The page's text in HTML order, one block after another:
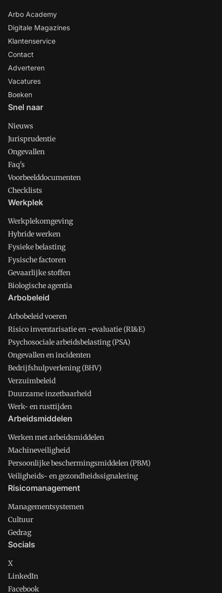
Arbo Academy
Digitale Magazines
Klantenservice
Contact
Adverteren
Vacatures
Boeken
Snel naar
Nieuws
Jurisprudentie
Ongevallen
Faq's
Voorbeelddocumenten
Checklists
Werkplek
Werkplekomgeving
Hybride werken
Fysieke belasting
Fysische factoren
Gevaarlijke stoffen
Biologische agentia
Arbobeleid
Arbobeleid voeren
Risico inventarisatie en -evaluatie (RI&E)
Psychosociale arbeidsbelasting (PSA)
Ongevallen en incidenten
Bedrijfshulpverlening (BHV)
Verzuimbeleid
Duurzame inzetbaarheid
Werk- en rusttijden
Arbeidsmiddelen
Werken met arbeidsmiddelen
Machineveiligheid
Persoonlijke beschermingsmiddelen (PBM)
Veiligheids- en gezondheidssignalering
Risicomanagement
Managementsystemen
Cultuur
Gedrag
Socials
X
LinkedIn
Facebook